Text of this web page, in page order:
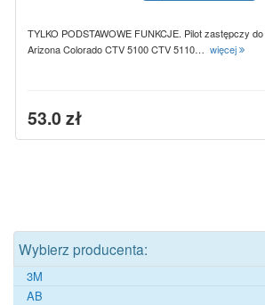
TYLKO PODSTAWOWE FUNKCJE. Pilot zastępczy
Arizona Colorado CTV 5100 CTV 5110… więcej
53.0 zł
Wybierz producenta:
3M
AB